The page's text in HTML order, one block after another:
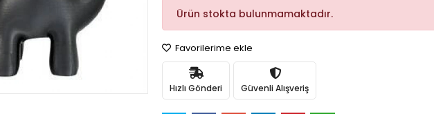
Ürün stokta bulunmamaktadır.
Favorilerime ekle
Hızlı Gönderi Güvenli Alışveriş